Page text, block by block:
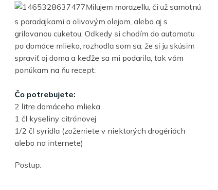
Milujem morazellu, či už samotnú
s paradajkami a olivovým olejom, alebo aj s
grilovanou cuketou. Odkedy si chodím do automatu
po domáce mlieko, rozhodla som sa, že si ju skúsim
spraviť aj doma a keďže sa mi podarila, tak vám
ponúkam na ňu recept:
Čo potrebujete:
2 litre domáceho mlieka
1 čl kyseliny citrónovej
1/2 čl syridla (zoženiete v niektorých drogériách
alebo na internete)
Postup: